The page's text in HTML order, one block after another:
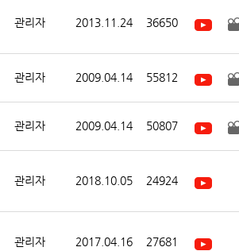
관리자 2013.11.24 36650
관리자 2009.04.14 55812
관리자 2009.04.14 50807
관리자 2018.10.05 24924
관리자 2017.04.16 27681